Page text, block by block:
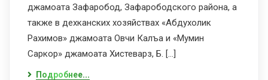
джамоата Зафаробод, Зафарободского района, а
также в дехканских хозяйствах «Абдухолик
Рахимов» джамоата Овчи Калъа и «Мумин
Саркор» джамоата Хистеварз, Б. […]
Подробнее...